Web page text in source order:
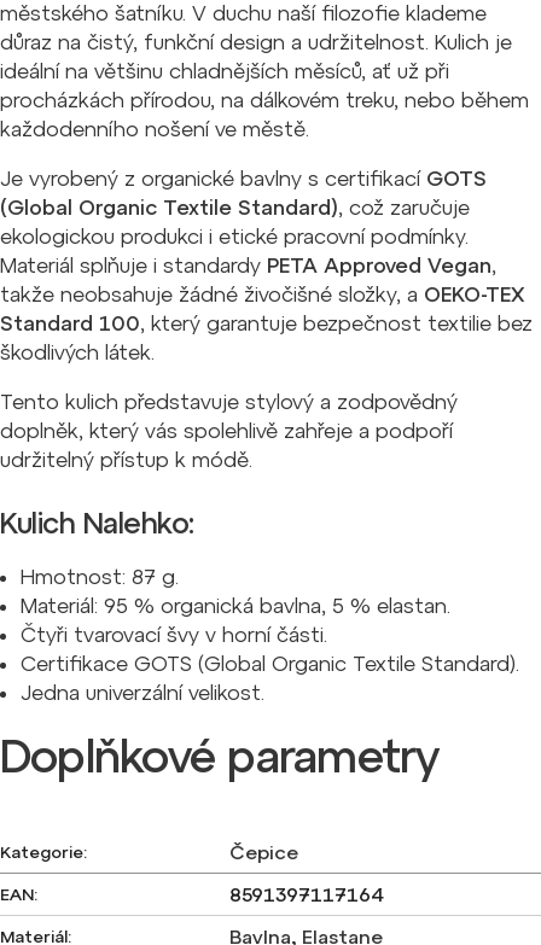
městského šatníku. V duchu naší filozofie klademe
důraz na čistý, funkční design a udržitelnost. Kulich je
ideální na většinu chladnějších měsíců, ať už při
procházkách přírodou, na dálkovém treku, nebo během
každodenního nošení ve městě.
Je vyrobený z organické bavlny s certifikací GOTS
(Global Organic Textile Standard), což zaručuje
ekologickou produkci i etické pracovní podmínky.
Materiál splňuje i standardy PETA Approved Vegan,
takže neobsahuje žádné živočišné složky, a OEKO-TEX
Standard 100, který garantuje bezpečnost textilie bez
škodlivých látek.
Tento kulich představuje stylový a zodpovědný
doplněk, který vás spolehlivě zahřeje a podpoří
udržitelný přístup k módě.
Kulich Nalehko:
Hmotnost: 87 g.
Materiál: 95 % organická bavlna, 5 % elastan.
Čtyři tvarovací švy v horní části.
Certifikace GOTS (Global Organic Textile Standard).
Jedna univerzální velikost.
Doplňkové parametry
Kategorie: Čepice
EAN: 8591397117164
Materiál: Bavlna, Elastane